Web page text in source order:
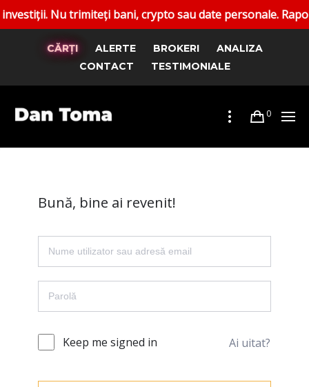
Nu trimiteți bani, crypto sau date personale.
CĂRȚI ALERTE BROKERI
ANALIZA
CONTACT
TESTIMONIALE
0
Bună, bine ai revenit!
Keep me signed in Ai uitat?